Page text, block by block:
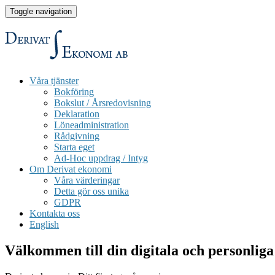
Toggle navigation
Våra tjänster
Bokföring
Bokslut / Årsredovisning
Deklaration
Löneadministration
Rådgivning
Starta eget
Ad-Hoc uppdrag / Intyg
Om Derivat ekonomi
Våra värderingar
Detta gör oss unika
GDPR
Kontakta oss
English
Välkommen till din digitala och